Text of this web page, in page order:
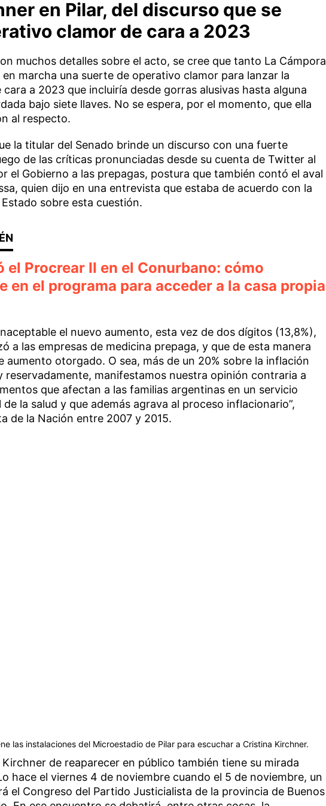
en Pilar, del discurso que se
clamor de cara a 2023
muchos detalles sobre el acto, se cree que tanto La Cámpora
marcha una suerte de operativo clamor para lanzar la
a 2023 que incluiría desde gorras alusivas hasta alguna
bajo siete llaves. No se espera, por el momento, que ella
al respecto.
la titular del Senado brinde un discurso con una fuerte
de las críticas pronunciadas desde su cuenta de Twitter al
el Gobierno a las prepagas, postura que también contó el aval
quien dijo en una entrevista que estaba de acuerdo con la
sobre esta cuestión.
el Procrear II en el Conurbano: cómo
en el programa para acceder a la casa propia
el nuevo aumento, esta vez de dos dígitos (13,8%),
a las empresas de medicina prepaga, y que de esta manera
aumento otorgado. O sea, más de un 20% sobre la inflación
reservadamente, manifestamos nuestra opinión contraria a
que afectan a las familias argentinas en un servicio
la salud y que además agrava al proceso inflacionario”,
de la Nación entre 2007 y 2015.
las instalaciones del Microestadio de Pilar para escuchar a Cristina Kirchner.
de reaparecer en público también tiene su mirada
hace el viernes 4 de noviembre cuando el 5 de noviembre, un
el Congreso del Partido Justicialista de la provincia de Buenos